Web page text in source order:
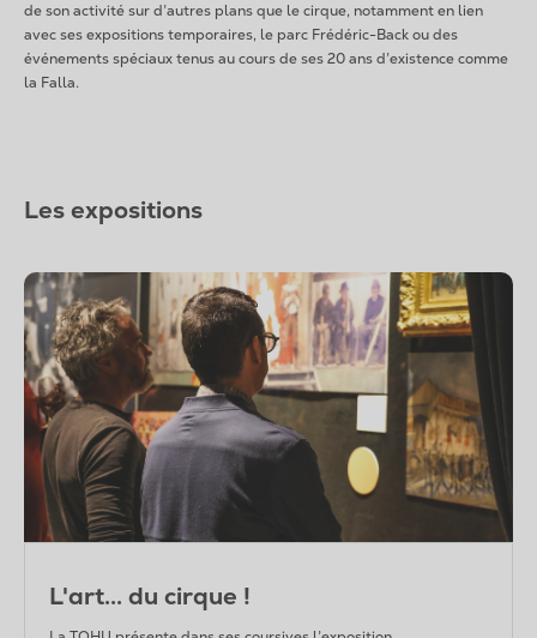
de son activité sur d’autres plans que le cirque, notamment en lien
avec ses expositions temporaires, le parc Frédéric-Back ou des
événements spéciaux tenus au cours de ses 20 ans d’existence comme
la Falla.
Les expositions
L'art... du cirque !